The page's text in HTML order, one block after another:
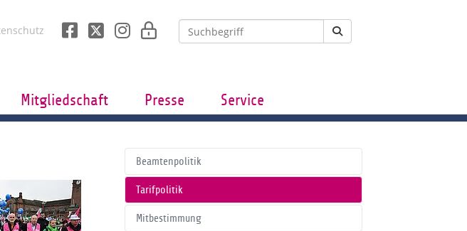
Mitgliedschaft Presse Service
Beamtenpolitik
Tarifpolitik
Mitbestimmung